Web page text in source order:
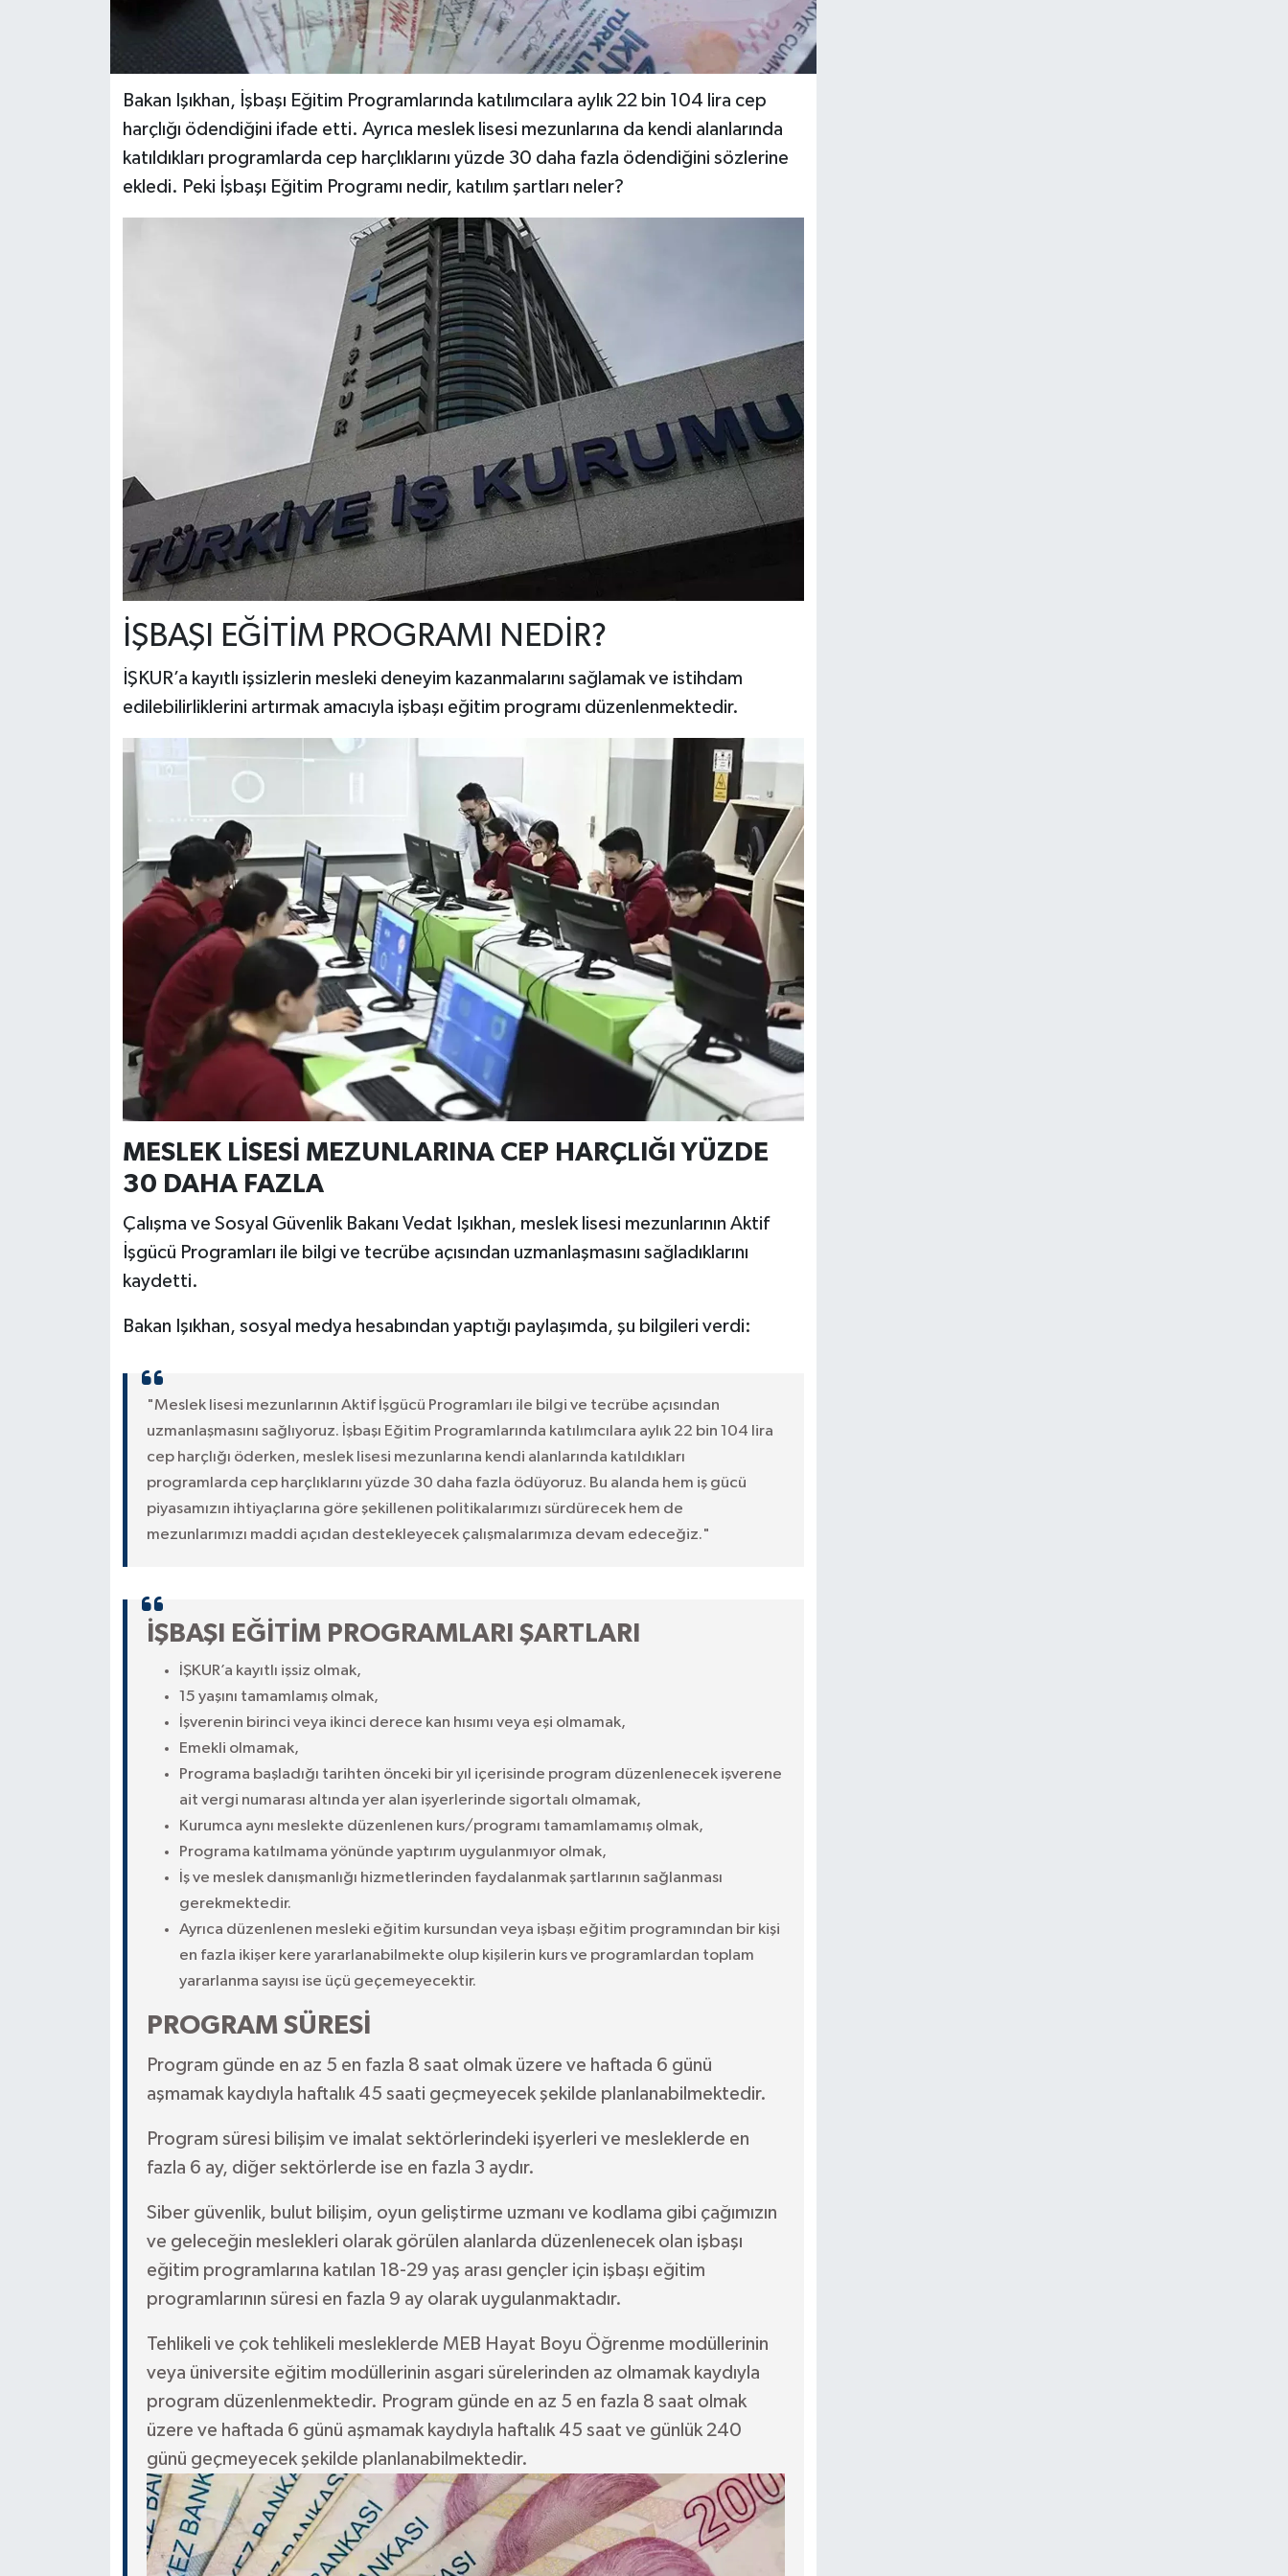
Bakan Işıkhan, İşbaşı Eğitim Programlarında katılımcılara aylık 22 bin 104 lira cep
harçlığı ödendiğini ifade etti. Ayrıca meslek lisesi mezunlarına da kendi alanlarında
katıldıkları programlarda cep harçlıklarını yüzde 30 daha fazla ödendiğini sözlerine
ekledi. Peki İşbaşı Eğitim Programı nedir, katılım şartları neler?
İŞBAŞI EĞİTİM PROGRAMI NEDİR?
İŞKUR’a kayıtlı işsizlerin mesleki deneyim kazanmalarını sağlamak ve istihdam
edilebilirliklerini artırmak amacıyla işbaşı eğitim programı düzenlenmektedir.
MESLEK LİSESİ MEZUNLARINA CEP HARÇLIĞI YÜZDE
30 DAHA FAZLA
Çalışma ve Sosyal Güvenlik Bakanı Vedat Işıkhan, meslek lisesi mezunlarının Aktif
İşgücü Programları ile bilgi ve tecrübe açısından uzmanlaşmasını sağladıklarını
kaydetti.
Bakan Işıkhan, sosyal medya hesabından yaptığı paylaşımda, şu bilgileri verdi:
"Meslek lisesi mezunlarının Aktif İşgücü Programları ile bilgi ve tecrübe açısından
uzmanlaşmasını sağlıyoruz. İşbaşı Eğitim Programlarında katılımcılara aylık 22 bin 104 lira
cep harçlığı öderken, meslek lisesi mezunlarına kendi alanlarında katıldıkları
programlarda cep harçlıklarını yüzde 30 daha fazla ödüyoruz. Bu alanda hem iş gücü
piyasamızın ihtiyaçlarına göre şekillenen politikalarımızı sürdürecek hem de
mezunlarımızı maddi açıdan destekleyecek çalışmalarımıza devam edeceğiz."
İŞBAŞI EĞİTİM PROGRAMLARI ŞARTLARI
İŞKUR’a kayıtlı işsiz olmak,
15 yaşını tamamlamış olmak,
İşverenin birinci veya ikinci derece kan hısımı veya eşi olmamak,
Emekli olmamak,
Programa başladığı tarihten önceki bir yıl içerisinde program düzenlenecek işverene
ait vergi numarası altında yer alan işyerlerinde sigortalı olmamak,
Kurumca aynı meslekte düzenlenen kurs/programı tamamlamamış olmak,
Programa katılmama yönünde yaptırım uygulanmıyor olmak,
İş ve meslek danışmanlığı hizmetlerinden faydalanmak şartlarının sağlanması
gerekmektedir.
Ayrıca düzenlenen mesleki eğitim kursundan veya işbaşı eğitim programından bir kişi
en fazla ikişer kere yararlanabilmekte olup kişilerin kurs ve programlardan toplam
yararlanma sayısı ise üçü geçemeyecektir.
PROGRAM SÜRESİ
Program günde en az 5 en fazla 8 saat olmak üzere ve haftada 6 günü
aşmamak kaydıyla haftalık 45 saati geçmeyecek şekilde planlanabilmektedir.
Program süresi bilişim ve imalat sektörlerindeki işyerleri ve mesleklerde en
fazla 6 ay, diğer sektörlerde ise en fazla 3 aydır.
Siber güvenlik, bulut bilişim, oyun geliştirme uzmanı ve kodlama gibi çağımızın
ve geleceğin meslekleri olarak görülen alanlarda düzenlenecek olan işbaşı
eğitim programlarına katılan 18-29 yaş arası gençler için işbaşı eğitim
programlarının süresi en fazla 9 ay olarak uygulanmaktadır.
Tehlikeli ve çok tehlikeli mesleklerde MEB Hayat Boyu Öğrenme modüllerinin
veya üniversite eğitim modüllerinin asgari sürelerinden az olmamak kaydıyla
program düzenlenmektedir. Program günde en az 5 en fazla 8 saat olmak
üzere ve haftada 6 günü aşmamak kaydıyla haftalık 45 saat ve günlük 240
günü geçmeyecek şekilde planlanabilmektedir.